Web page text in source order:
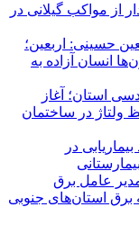
از مواکب گیلانی در
حسینی: اربعین؛
انسان آزاده به
استان؛ آغاز
ولتاژ در ساختمان
در
عامل برق
برق استان‌های جنوبی